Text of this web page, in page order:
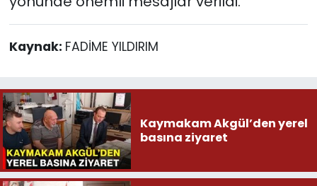
Kaynak: FADİME YILDIRIM
Kaymakam Akgül’den yerel
basına ziyaret